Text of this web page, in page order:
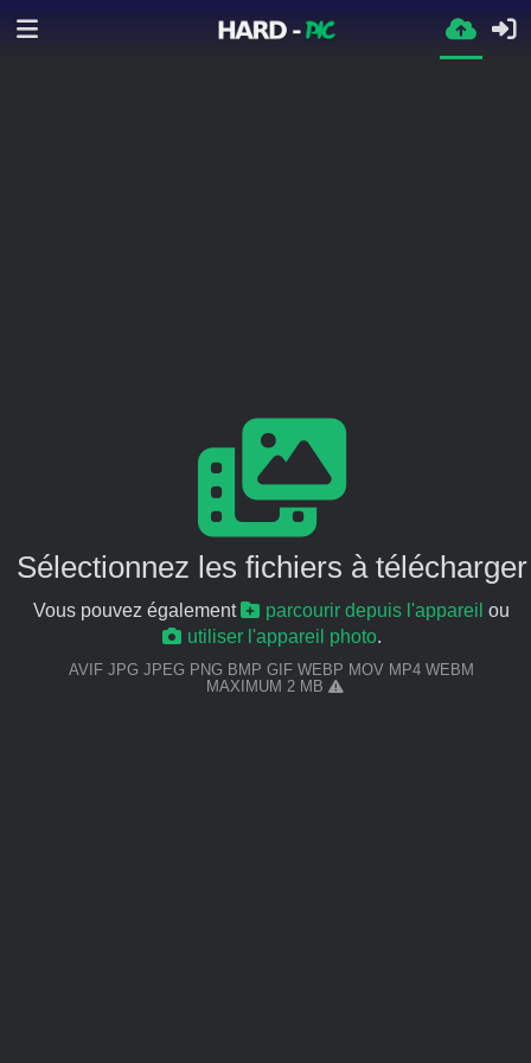
Sélectionnez les fichiers à télécharger
Vous pouvez également parcourir depuis l'appareil
utiliser l'appareil photo.
AVIF JPG JPEG PNG BMP GIF WEBP MOV MP4 WEBM
MAXIMUM 2 MB